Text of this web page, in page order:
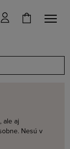
ale aj
Nesú v